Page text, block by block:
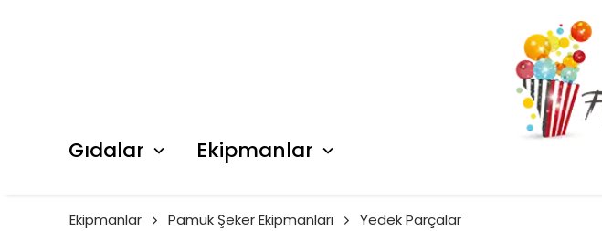
Gıdalar Ekipmanlar
Ekipmanlar Pamuk Şeker Ekipmanları Yedek Parçalar